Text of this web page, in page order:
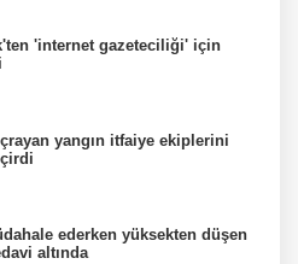
'internet gazeteciliği' için
yangın itfaiye ekiplerini
ederken yüksekten düşen
altında